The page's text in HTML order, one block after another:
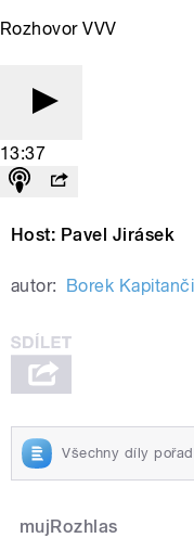
Rozhovor VVV
13:37
Host: Pavel Jirásek
autor: Borek
Všechny díly
mujRozhlas